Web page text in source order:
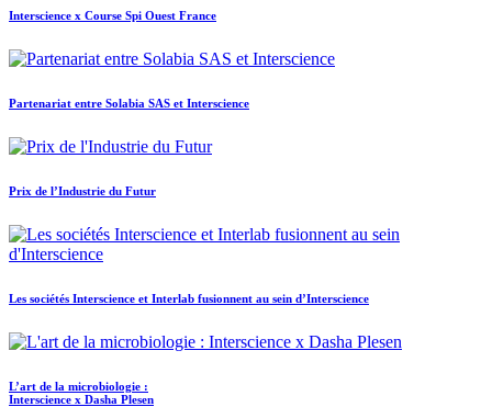
Interscience x Course Spi Ouest France
Partenariat entre Solabia SAS et Interscience
Prix de l’Industrie du Futur
Les sociétés Interscience et Interlab fusionnent au sein d’Interscience
L’art de la microbiologie :
Interscience x Dasha Plesen